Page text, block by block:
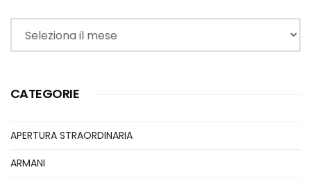
Archivi
CATEGORIE
APERTURA STRAORDINARIA
ARMANI